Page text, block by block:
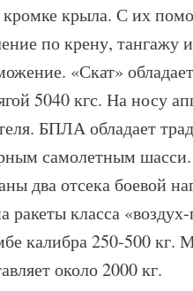
кромке крыла. С их
по крену, тангажу
«Скат»
5040 кгс. На носу
БПЛА обладает
самолетным
два отсека боевой
ракеты класса
калибра 250-500 кг.
около 2000 кг.